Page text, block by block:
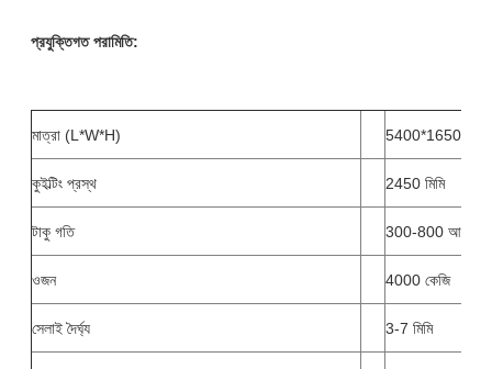
প্রযুক্তিগত পরামিতি:
মাত্রা (L*W*H)
কুইল্টিং প্রস্থ 2450 মিমি
টাকু গতি 300-800
ওজন 4000 কেজি
সেলাই দৈর্ঘ্য 3-7 মিমি